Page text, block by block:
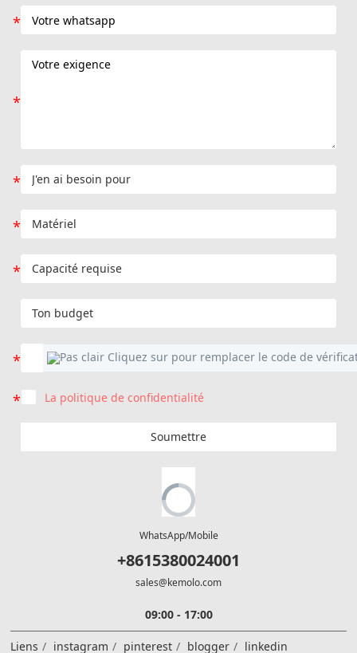
La politique de confidentialité
Soumettre
WhatsApp/Mobile
+8615380024001
sales@kemolo.com
09:00 - 17:00
Liens instagram pinterest blogger linkedin